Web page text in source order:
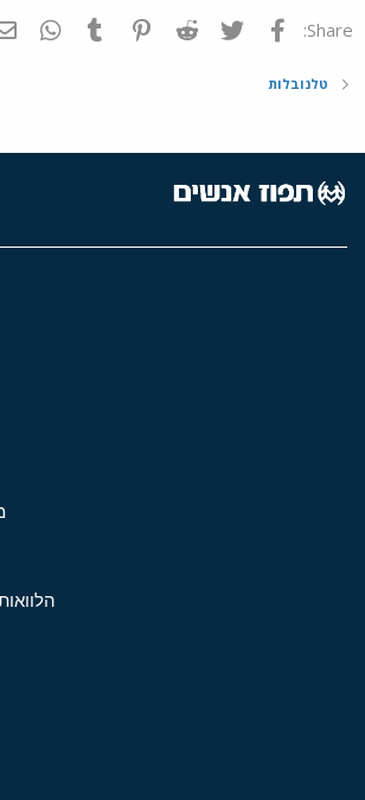
Share: פייסבוק Twitter
Reddit
Pinterest
Tumblr
טלנובלות